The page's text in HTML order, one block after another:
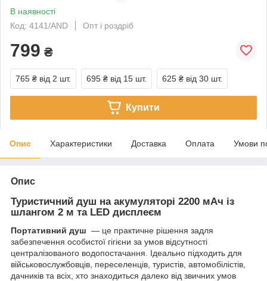
В наявності
Код: 4141/AND
Опт і роздріб
799 ₴
765 ₴ від 2 шт. 695 ₴ від 15 шт. 625 ₴ від 30 шт.
Купити
Опис Характеристики Доставка Оплата Умови
Опис
Туристичний душ на акумуляторі 2200 мАч із
шлангом 2 м та LED дисплеєм
Портативний душ — це практичне рішення задля
забезпечення особистої гігієни за умов відсутності
централізованого водопостачання. Ідеально підходить для
військовослужбовців, переселенців, туристів, автомобілістів,
дачників та всіх, хто знаходиться далеко від звичних умов